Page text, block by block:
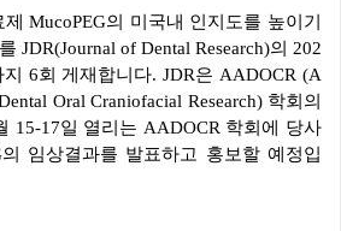
제MucoPEG의 미국내 인지도를 높이기
를 JDR(Journal of Dental Research)의 202
지 6회 게재합니다. JDR은 AADOCR (A
Oral Craniofacial Research) 학회의
15-17일 열리는 AADOCR 학회에 당사
의 임상결과를 발표하고 홍보할 예정입